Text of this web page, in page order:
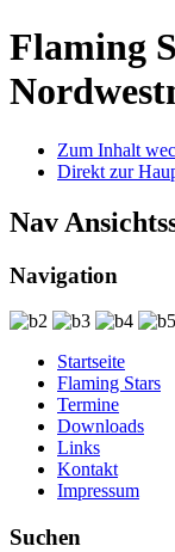
Flaming
Zum Inhalt
Direkt zur
Nav
Navigation
Startseite
Flaming Stars
Termine
Downloads
Links
Kontakt
Impressum
Suchen